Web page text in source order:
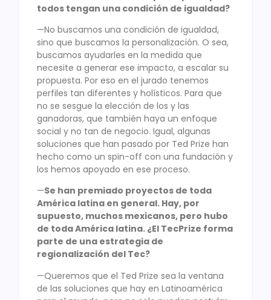
todos tengan una condición de igualdad?
—No buscamos una condición de igualdad,
sino que buscamos la personalización. O sea,
buscamos ayudarles en la medida que
necesite a generar ese impacto, a escalar su
propuesta. Por eso en el jurado tenemos
perfiles tan diferentes y holísticos. Para que
no se sesgue la elección de los y las
ganadoras, que también haya un enfoque
social y no tan de negocio. Igual, algunas
soluciones que han pasado por Ted Prize han
hecho como un spin-off con una fundación y
los hemos apoyado en ese proceso.
—Se han premiado proyectos de toda
América latina en general. Hay, por
supuesto, muchos mexicanos, pero hubo
de toda América latina. ¿El TecPrize forma
parte de una estrategia de
regionalización del Tec?
—Queremos que el Ted Prize sea la ventana
de las soluciones que hay en Latinoamérica